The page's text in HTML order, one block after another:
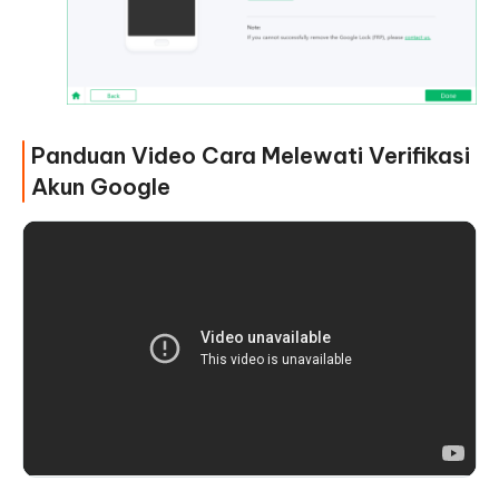
Panduan Video Cara Melewati Verifikasi
Akun Google